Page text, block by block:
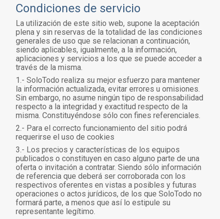
Condiciones de servicio
La utilización de este sitio web, supone la aceptación
plena y sin reservas de la totalidad de las condiciones
generales de uso que se relacionan a continuación,
siendo aplicables, igualmente, a la información,
aplicaciones y servicios a los que se puede acceder a
través de la misma.
1.- SoloTodo realiza su mejor esfuerzo para mantener
la información actualizada, evitar errores u omisiones.
Sin embargo, no asume ningún tipo de responsabilidad
respecto a la integridad y exactitud respecto de la
misma. Constituyéndose sólo con fines referenciales.
2.- Para el correcto funcionamiento del sitio podrá
requerirse el uso de cookies
3.- Los precios y características de los equipos
publicados o constituyen en caso alguno parte de una
oferta o invitación a contratar. Siendo sólo información
de referencia que deberá ser corroborada con los
respectivos oferentes en vistas a posibles y futuras
operaciones o actos jurídicos, de los que SoloTodo no
formará parte, a menos que así lo estipule su
representante legítimo.